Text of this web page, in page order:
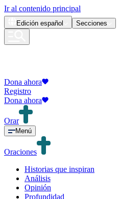
Ir al contenido principal
Edición español Secciones
Dona ahora
Registro
Dona ahora
Orar
Menú
Oraciones
Historias que inspiran
Análisis
Opinión
Profundidad